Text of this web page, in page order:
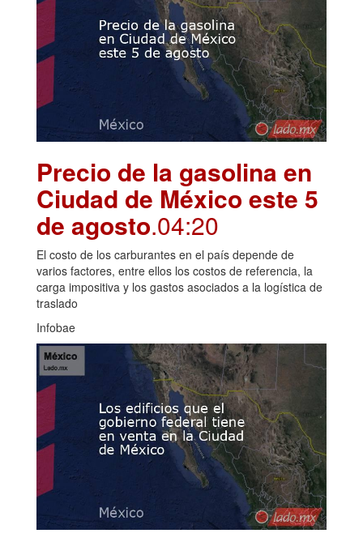
Precio de la gasolina en
Ciudad de México este 5
de agosto.04:20
El costo de los carburantes en el país depende de
varios factores, entre ellos los costos de referencia, la
carga impositiva y los gastos asociados a la logística de
traslado
Infobae